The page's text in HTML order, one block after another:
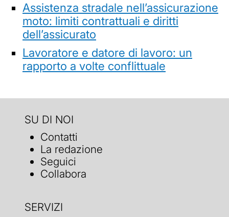
Assistenza stradale nell’assicurazione
moto: limiti contrattuali e diritti
dell’assicurato
Lavoratore e datore di lavoro: un
rapporto a volte conflittuale
SU DI NOI
Contatti
La redazione
Seguici
Collabora
SERVIZI